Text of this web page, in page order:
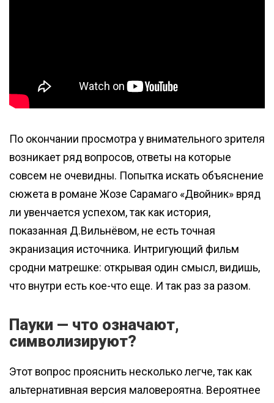
По окончании просмотра у внимательного зрителя
возникает ряд вопросов, ответы на которые
совсем не очевидны. Попытка искать объяснение
сюжета в романе Жозе Сарамаго «Двойник» вряд
ли увенчается успехом, так как история,
показанная Д.Вильнёвом, не есть точная
экранизация источника. Интригующий фильм
сродни матрешке: открывая один смысл, видишь,
что внутри есть кое-что еще. И так раз за разом.
Пауки — что означают,
символизируют?
Этот вопрос прояснить несколько легче, так как
альтернативная версия маловероятна. Вероятнее